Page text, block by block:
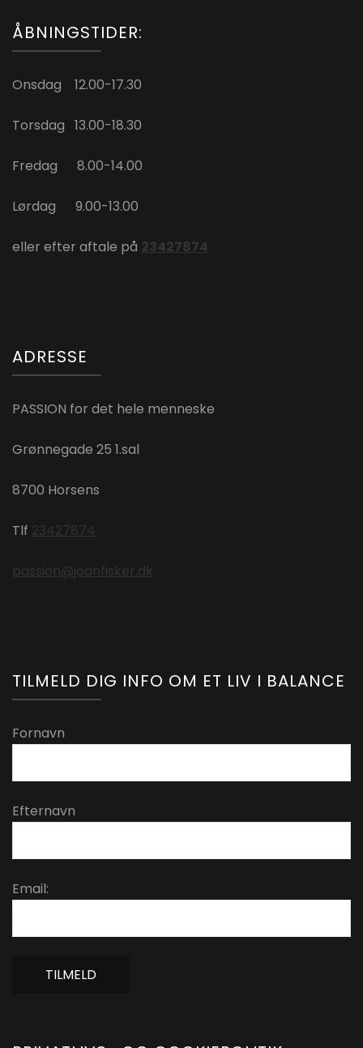
ÅBNINGSTIDER:
Onsdag 12.00-17.30
Torsdag 13.00-18.30
Fredag 8.00-14.00
Lørdag 9.00-13.00
eller efter aftale på 23427874
ADRESSE
PASSION for det hele menneske
Grønnegade 25 1.sal
8700 Horsens
Tlf 23427874
passion@joanfisker.dk
TILMELD DIG INFO OM ET LIV I BALANCE
Fornavn
Efternavn
Email: